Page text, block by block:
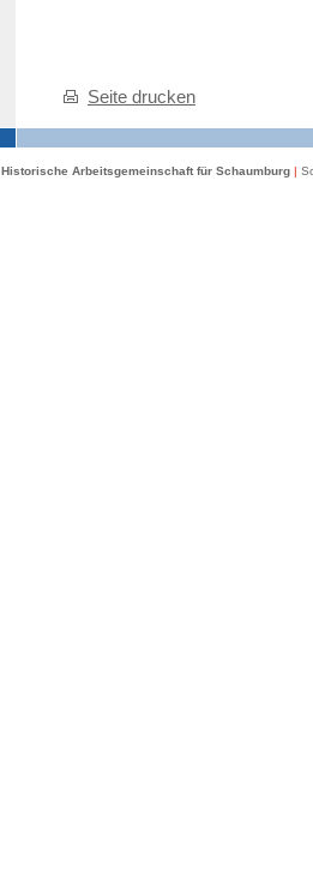
Seite drucken
Historische Arbeitsgemeinschaft für Schaumburg |